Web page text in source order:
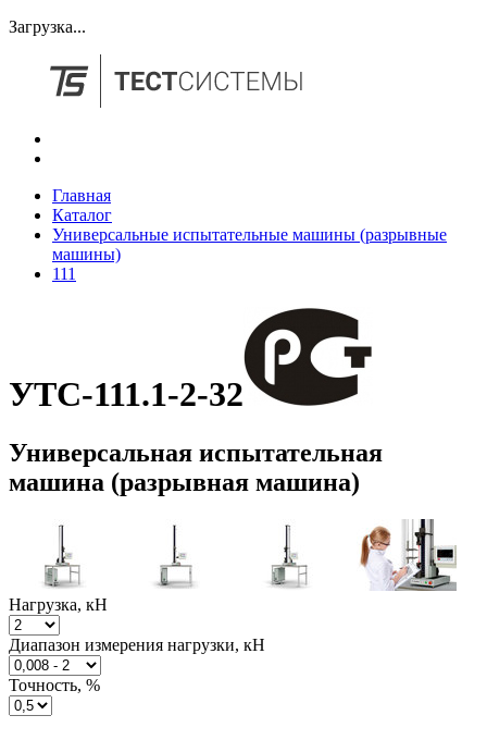
Загрузка...
Главная
Каталог
Универсальные испытательные машины (разрывные
машины)
111
УТС-111.1-2-32
Универсальная испытательная
машина (разрывная машина)
Нагрузка, кН
Диапазон измерения нагрузки, кН
Точность, %